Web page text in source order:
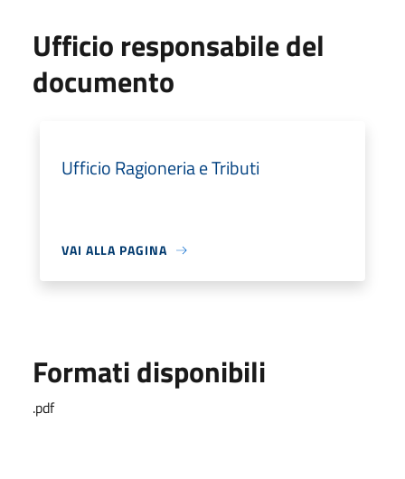
Ufficio responsabile del
documento
Ufficio Ragioneria e Tributi
VAI ALLA PAGINA
Formati disponibili
.pdf